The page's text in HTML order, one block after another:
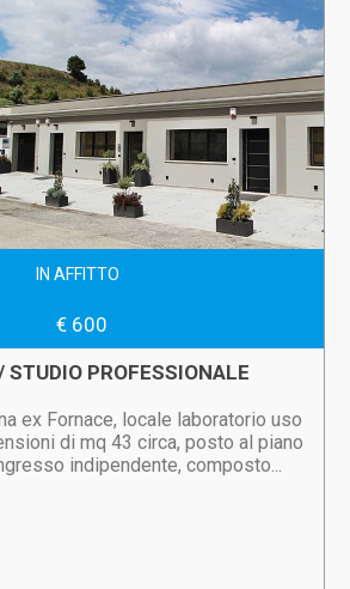
IN AFFITTO
€ 600
STUDIO PROFESSIONALE
ex Fornace, locale laboratorio uso
di mq 43 circa, posto al piano
indipendente, composto...